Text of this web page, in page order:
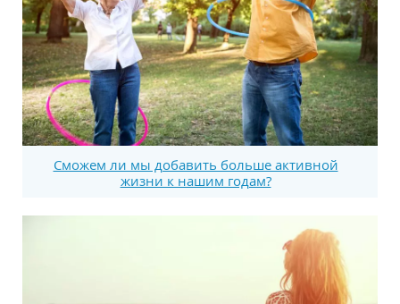
Сможем ли мы добавить больше активной
жизни к нашим годам?